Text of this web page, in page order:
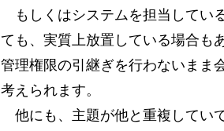
もしくはシステムを担当してい
ても、実質上放置している場合も
管理権限の引継ぎを行わないまま
考えられます。
他にも、主題が他と重複してい